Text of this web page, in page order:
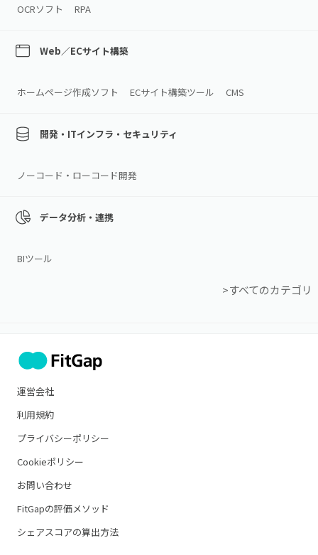
OCRソフト
RPA
Web／ECサイト構築
ホームページ作成ソフト ECサイト構築ツール CMS
開発・ITインフラ・セキュリティ
ノーコード・ローコード開発
データ分析・連携
BIツール
>すべてのカテゴリ
運営会社
利用規約
プライバシーポリシー
Cookieポリシー
お問い合わせ
FitGapの評価メソッド
シェアスコアの算出方法